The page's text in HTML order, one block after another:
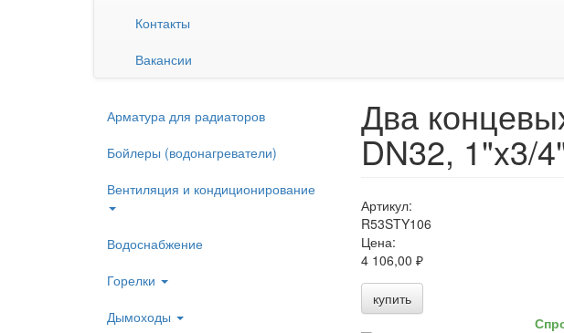
Контакты
Вакансии
Арматура для радиаторов
Бойлеры (водонагреватели)
Вентиляция и кондиционирование
Водоснабжение
Горелки
Дымоходы
Два
DN32, 1"x3/
Артикул:
R53STY106
Цена:
4 106,00 ₽
купить